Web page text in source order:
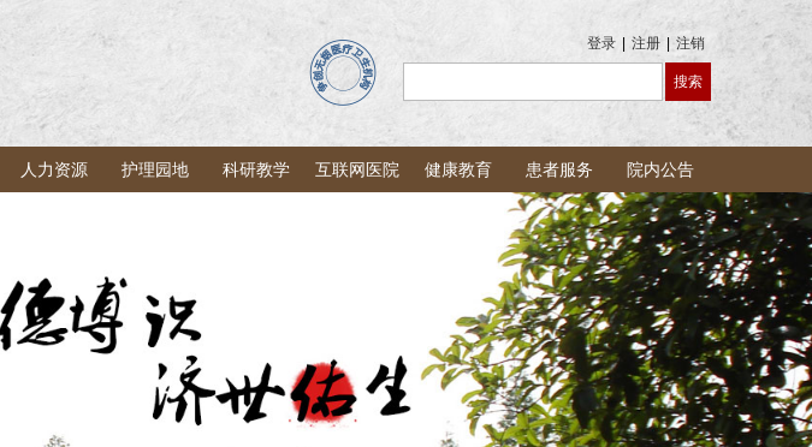
登录 注册 注销
人力资源 护理园地 科研教学 互联网医院 健康教育 患者服务 院内公告